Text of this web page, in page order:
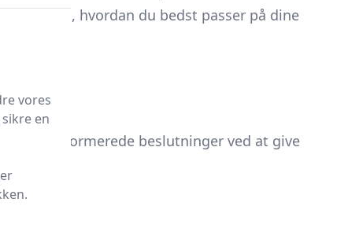
at forstå, hvordan du bedst passer på dine
træffe informerede beslutninger ved at give
vores
en